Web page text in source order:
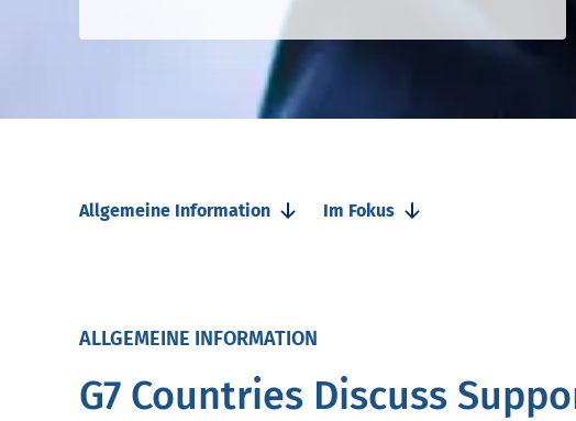
Allgemeine Information Im Fokus
ALLGEMEINE INFORMATION
G7 Countries Discuss